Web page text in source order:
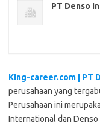
PT Denso
King-career.com | PT
perusahaan yang
Perusahaan ini
International dan Denso